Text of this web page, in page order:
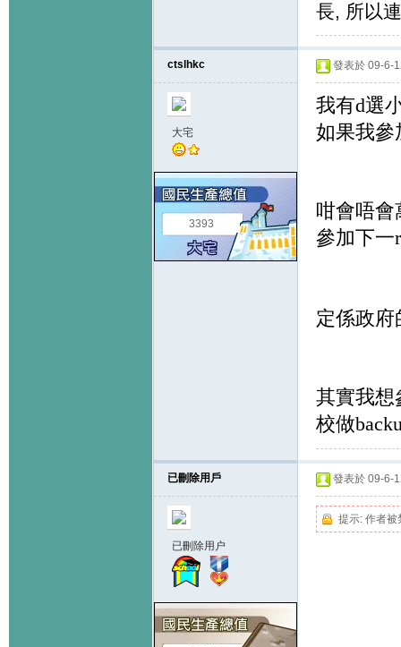
長, 所以
ctslhkc
大宅
3393
發表於 09-6-
我有d選
如果我參
咁會唔會
參加下一
定係政府
其實我想
校做
已刪除用戶
已刪除用户
發表於 09-6-
提示: 作者被